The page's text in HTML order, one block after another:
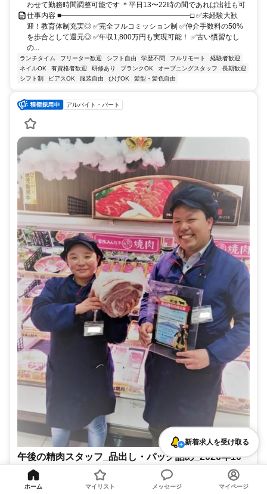
わせて勤務時間調整可能です ＊平日13〜22時の間であれば出社も可
仕事内容 ■━━━━━━━━━━━━━━━━━━□ ✅未経験大歓
迎！教育体制充実◎ ✅完全フルコミッション制 ✅仲介手数料の50%
を歩合として還元◎ ✅年収1,800万円も実現可能！ ✅古い慣習なし
の...
ランチタイム フリーター歓迎 シフト自由 学歴不問 フルリモート
経験者歓迎
ネイルOK
有資格者歓迎 研修あり ブランクOK オープニングスタッフ
長期歓迎
シフト制
ピアスOK 服装自由 ひげOK 髪型・髪色自由
アルバイト・パート
午後の精肉スタッフ_品出し・パック詰め_2026年10
月下旬オープン
オープニングスタッフ募集！10月下旬☆新店舗☆午後からゆっくり勤
新着求人を受け取る
ホーム マイリスト メッセージ マイページ